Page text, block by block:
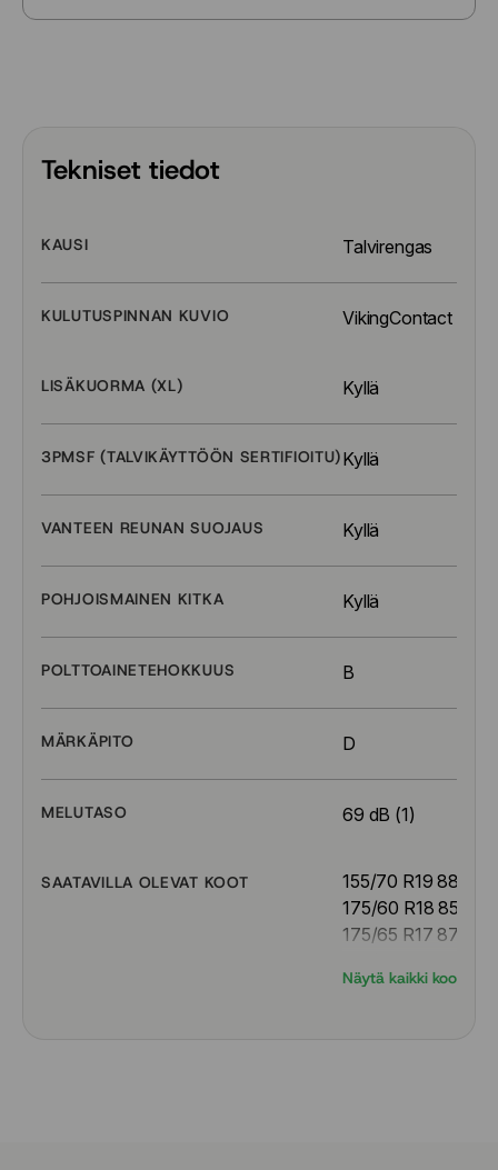
Tekniset tiedot
KAUSI Talvirengas
KULUTUSPINNAN KUVIO VikingContact 8
LISÄKUORMA (XL) Kyllä
3PMSF (TALVIKÄYTTÖÖN SERTIFIOITU)Kyllä
VANTEEN REUNAN SUOJAUS Kyllä
POHJOISMAINEN KITKA Kyllä
POLTTOAINETEHOKKUUS B
MÄRKÄPITO D
MELUTASO 69 dB (1)
SAATAVILLA OLEVAT KOOT
155/70 R19 88Q
175/60 R18 85Q
175/65 R17 87Q
195/55 R16 91T
Näytä kaikki koot